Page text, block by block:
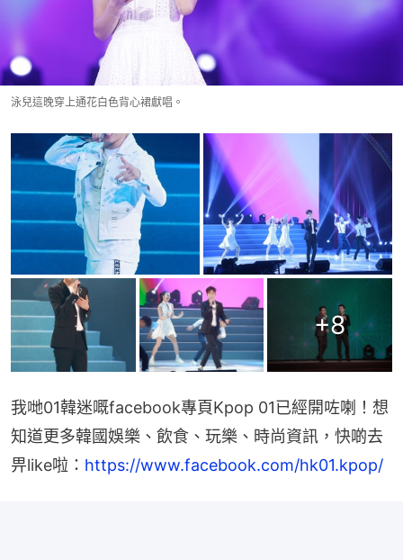
泳兒這晚穿上通花白色背心裙獻唱。
+8
我哋01韓迷嘅facebook專頁Kpop 01已經開咗喇！想
知道更多韓國娛樂、飲食、玩樂、時尚資訊，快啲去
畀like啦： https://www.facebook.com/hk01.kpop/